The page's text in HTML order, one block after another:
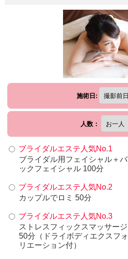
施術日:
人数：
ブライダルエステ人気No.1
ブライダル用フェイシャル＋バ
ックフェイシャル 100分
ブライダルエステ人気No.2
カップルでロミ 50分
ブライダルエステ人気No.3
ストレスフィックスマッサージ
50分（ドライボディエクスフォ
リエーション付）